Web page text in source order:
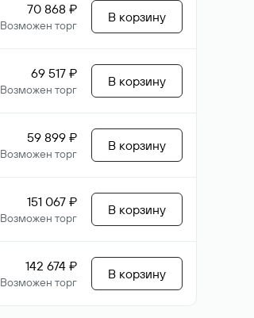
70 868 ₽
Возможен торг
В корзину
69 517 ₽
Возможен торг
В корзину
59 899 ₽
Возможен торг
В корзину
151 067 ₽
Возможен торг
В корзину
142 674 ₽
Возможен торг
В корзину